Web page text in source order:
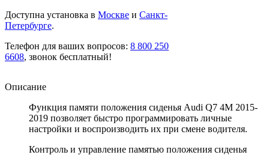
Доступна установка в Москве и Санкт-
Петербурге.
Телефон для ваших вопросов: 8 800 250
6608, звонок бесплатный!
Описание
Функция памяти положения сиденья Audi Q7 4M 2015-
2019 позволяет быстро программировать личные
настройки и воспроизводить их при смене водителя.
Контроль и управление памятью положения сиденья